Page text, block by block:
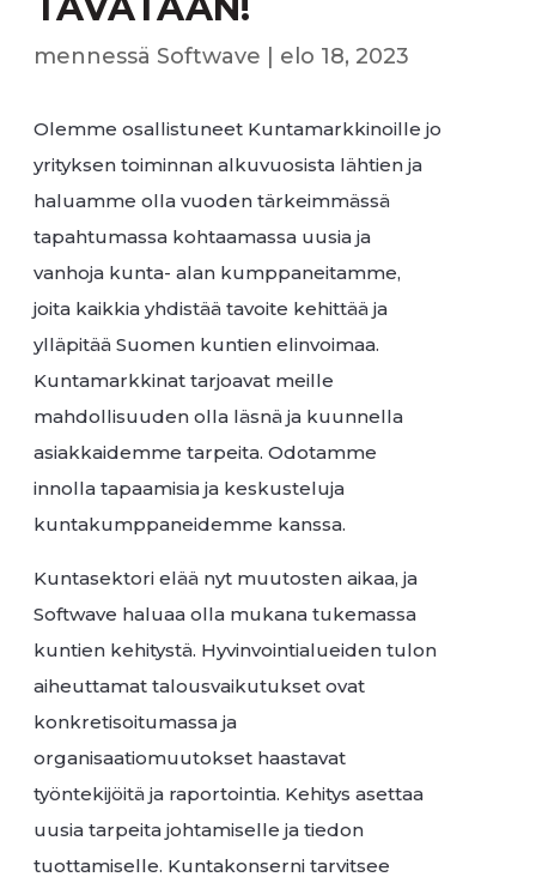
mennessä Softwave elo 18, 2023
Olemme osallistuneet Kuntamarkkinoille jo
yrityksen toiminnan alkuvuosista lähtien ja
haluamme olla vuoden tärkeimmässä
tapahtumassa kohtaamassa uusia ja
vanhoja kunta- alan kumppaneitamme,
joita kaikkia yhdistää tavoite kehittää ja
ylläpitää Suomen kuntien elinvoimaa.
Kuntamarkkinat tarjoavat meille
mahdollisuuden olla läsnä ja kuunnella
asiakkaidemme tarpeita. Odotamme
innolla tapaamisia ja keskusteluja
kuntakumppaneidemme kanssa.
Kuntasektori elää nyt muutosten aikaa, ja
Softwave haluaa olla mukana tukemassa
kuntien kehitystä. Hyvinvointialueiden tulon
aiheuttamat talousvaikutukset ovat
konkretisoitumassa ja
organisaatiomuutokset haastavat
työntekijöitä ja raportointia. Kehitys asettaa
uusia tarpeita johtamiselle ja tiedon
tuottamiselle. Kuntakonserni tarvitsee